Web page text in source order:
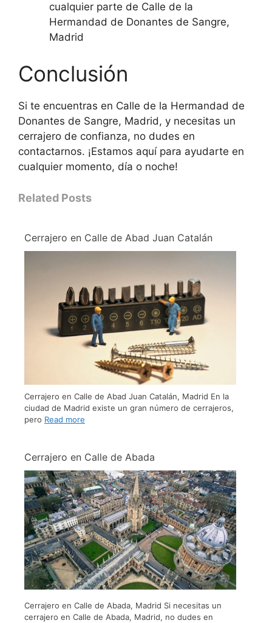
cualquier parte de Calle de la
Hermandad de Donantes de Sangre,
Madrid
Conclusión
Si te encuentras en Calle de la Hermandad de
Donantes de Sangre, Madrid, y necesitas un
cerrajero de confianza, no dudes en
contactarnos. ¡Estamos aquí para ayudarte en
cualquier momento, día o noche!
Related Posts
Cerrajero en Calle de Abad Juan Catalán
Cerrajero en Calle de Abad Juan Catalán, Madrid En la
ciudad de Madrid existe un gran número de cerrajeros,
pero Read more
Cerrajero en Calle de Abada
Cerrajero en Calle de Abada, Madrid Si necesitas un
cerrajero en Calle de Abada, Madrid, no dudes en